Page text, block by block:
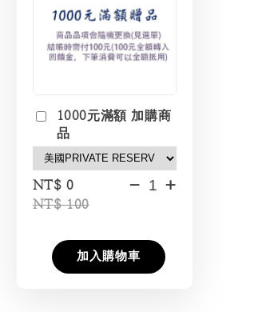
1000元滿額 加購商
品
NT$ 0
NT$ 100
- +
加入購物車